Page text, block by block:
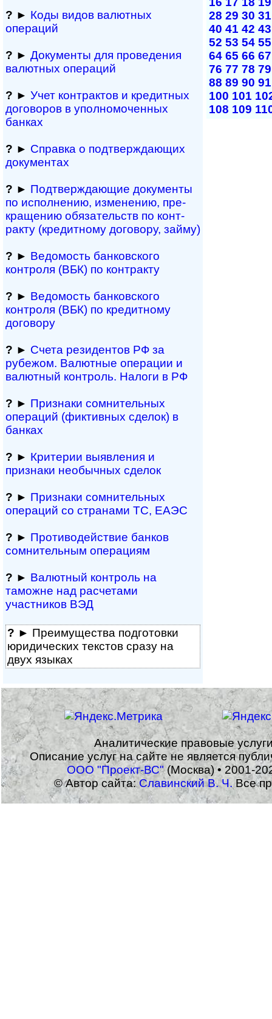
? ► Коды видов валютных
операций
? ► Документы для проведения
валютных операций
? ► Учет контрактов и кре­дит­ных
договоров в упол­номоченных
банках
? ► Справка о под­твер­ж­да­ю­щих
документах
? ► Подтверждающие документы
по ис­пол­не­нию, из­ме­не­нию, пре­
кра­ще­нию обя­за­тельств по кон­т­
рак­ту (кре­дит­но­му до­го­во­ру, займу)
? ► Ведомость бан­ков­ско­го
контроля (ВБК) по контракту
? ► Ведомость бан­ков­ско­го
контроля (ВБК) по кредитному
договору
? ► Счета резидентов РФ за
рубежом. Валютные операции и
валютный контроль. Налоги в РФ
? ► Признаки сомнитель­ных
операций (фиктивных сделок) в
банках
? ► Критерии выявления и
признаки необычных сделок
? ► Признаки сомнитель­ных
операций со странами ТС, ЕАЭС
? ► Противодействие банков
сомнительным операциям
? ► Валютный контроль на
таможне над рас­че­та­ми
участников ВЭД
? ► Преимущества под­гото­вки
юри­ди­чес­ких тек­с­тов сразу на
двух языках
28 29 30 31
40 41 42 43
52 53 54 55
64 65 66 67
76 77 78 79
88 89 90 91
100 101
108 109
Аналитические правовые
Описание услуг на сайте не является
ООО "Проект-ВС"(Москва) • 2001-
© Автор сайта:Славинский В. Ч.Все